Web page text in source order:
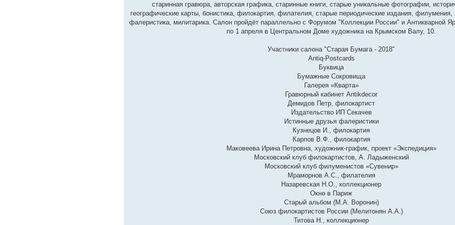
старинная гравюра, авторская графика, старинные книги, старые уникальные фотографии,
географические карты, бонистика, филокартия, филателия, старые периодические издания,
фалеристика, милитарика. Салон пройдёт параллельно с Форумом "Коллекции России" и Антикварной
по 1 апреля в Центральном Доме художника на Крымском Валу, 10.
Участники салона "Старая Бумага - 2018"
Antiq-Postcards
Буквица
Бумажные Сокровища
Галерея «Кварта»
Гравюрный кабинет Antikdecor
Демидов Петр, филокартист
Издательство ИП Секачев
Истинные друзья фалеристики
Кузнецов И., филокартия
Карпов В.Ф., филокартия
Маковеева Ирина Петровна, художник-график, проект «Экспедиция»
Московский клуб филокартистов, А. Ладыженский
Московский клуб филуменистов «Сувенир»
Мраморнов А.С., филателия
Назаревская Н.О., коллекционер
Окно в Париж
Старый альбом (М.А. Воронин)
Союз филокартистов России (Мелитонян А.А.)
Титова Н., коллекционер